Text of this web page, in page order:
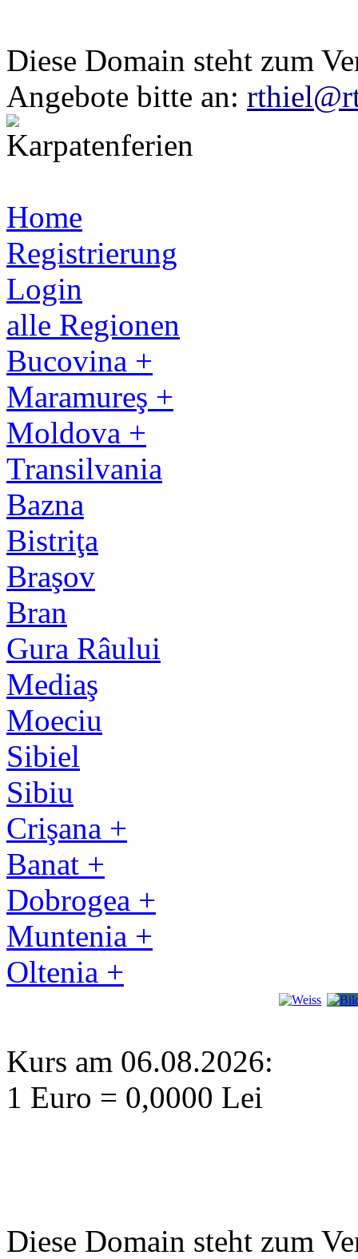
Diese Domain steht zum
Angebote bitte an:
Home
Registrierung
Login
alle Regionen
Bucovina +
Maramureş +
Moldova +
Transilvania
Bazna
Bistriţa
Braşov
Bran
Gura Râului
Mediaş
Moeciu
Sibiel
Sibiu
Crişana +
Banat +
Dobrogea +
Muntenia +
Oltenia +
Kurs am 06.08.2026:
1 Euro = 0,0000 Lei
Diese Domain steht zum